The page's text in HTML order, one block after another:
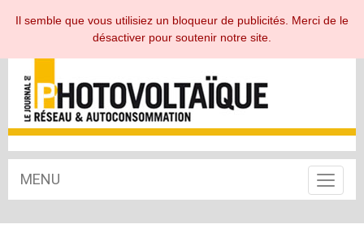
ESPACE ABONNÉ
MENU
Toggle
Il semble que vous utilisiez un bloqueur de publicités. Merci de le
désactiver pour soutenir notre site.